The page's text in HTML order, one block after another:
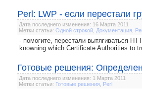
Perl: LWP - если перестали
Дата последнего изменения: 16 Марта 2011
Метки статьи: Одной строкой Документация
- помогите, перестали вытягиваться
knowning which Certificate Authorities to
Готовые решения:
Дата последнего изменения: 1 Марта 2011
Метки статьи: Готовые решения Perl